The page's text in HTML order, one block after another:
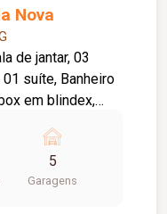
Nova
suíte, Banheiro
em blindex,
solar,
5
Garagens